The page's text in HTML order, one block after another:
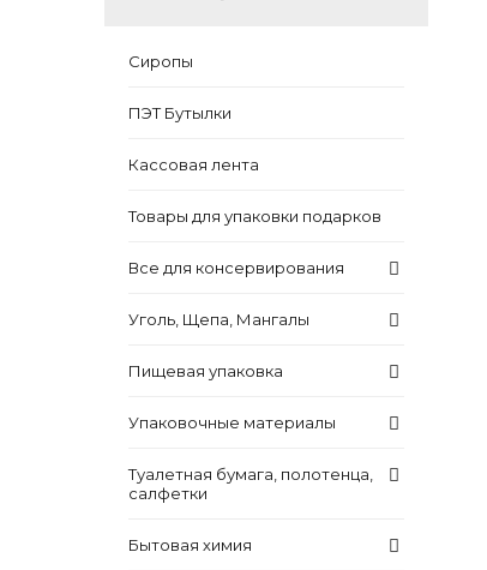
Сиропы
ПЭТ Бутылки
Кассовая лента
Товары для упаковки подарков
Все для консервирования
Уголь, Щепа, Мангалы
Пищевая упаковка
Упаковочные материалы
Туалетная бумага, полотенца,
салфетки
Бытовая химия